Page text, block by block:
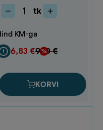
Nurgateip
50mmx7,5m
TCY502
kogus
tk
9,10€
6,83 €
KORVI